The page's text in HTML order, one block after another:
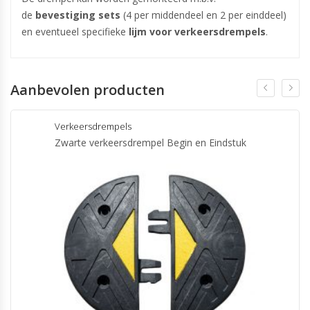
de bevestiging sets (4 per middendeel en 2 per einddeel)
en eventueel specifieke lijm voor verkeersdrempels.
Aanbevolen producten
Verkeersdrempels
Zwarte verkeersdrempel Begin en Eindstuk